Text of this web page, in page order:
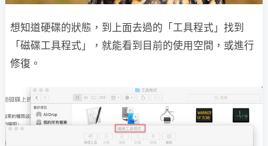
想知道硬碟的狀態，到上面去過的「工具程式」找到
「磁碟工具程式」，就能看到目前的使用空間，或進行
修復。